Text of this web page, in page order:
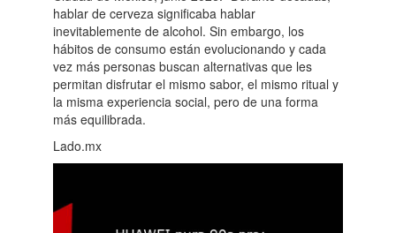
hablar de cerveza significaba hablar
inevitablemente de alcohol. Sin embargo, los
hábitos de consumo están evolucionando y cada
vez más personas buscan alternativas que les
permitan disfrutar el mismo sabor, el mismo ritual y
la misma experiencia social, pero de una forma
más equilibrada.
Lado.mx